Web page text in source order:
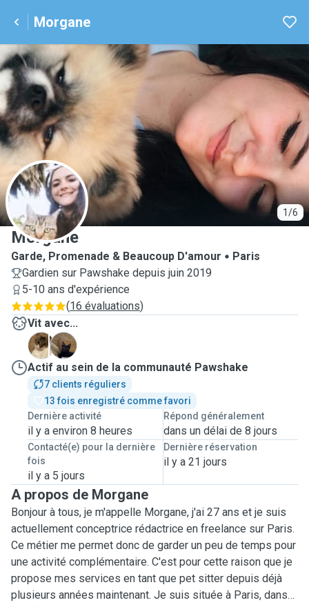
Morgane
1/6
M
Morgane
Garde, Promenade & Beaucoup D'amour
Paris
Gardien sur Pawshake depuis juin 2019
5-10 ans d'expérience
(16 évaluations)
Vit avec...
B
G
Actif au sein de la communauté Pawshake
7 clients réguliers
13 fois enregistré comme favori
Dernière activité
il y a environ 8 heures
Répond généralement
dans un délai de 8 jours
Contacté(e) pour la dernière
fois
il y a 5 jours
Dernière réservation
il y a 21 jours
A propos de Morgane
Bonjour à tous, je m'appelle Morgane, j'ai 27 ans et je suis
actuellement conceptrice rédactrice en freelance sur Paris.
Ce métier me permet donc de garder un peu de temps pour
une activité complémentaire. C'est pour cette raison que je
propose mes services en tant que pet sitter depuis déjà
plusieurs années maintenant. Je suis située à Paris, dans